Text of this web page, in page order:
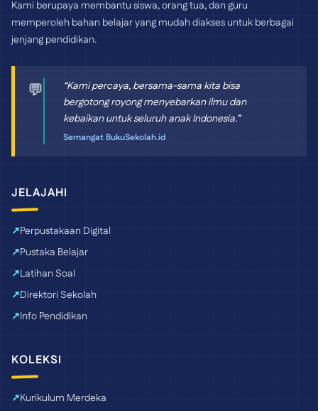
Kami berupaya membantu siswa, orang tua, dan guru
memperoleh bahan belajar yang mudah diakses untuk berbagai
jenjang pendidikan.
💬
“Kami percaya, bersama-sama kita bisa
bergotong royong menyebarkan ilmu dan
kebaikan untuk seluruh anak Indonesia.”
Semangat BukuSekolah.id
JELAJAHI
Perpustakaan Digital
Pustaka Belajar
Latihan Soal
Direktori Sekolah
Info Pendidikan
KOLEKSI
Kurikulum Merdeka